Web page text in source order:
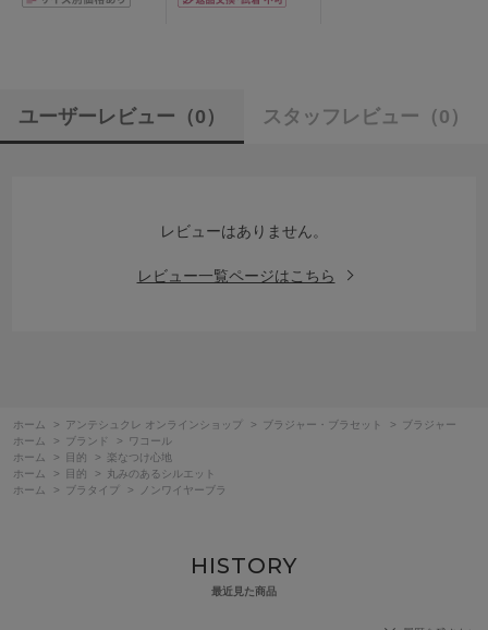
ユーザーレビュー （0） スタッフレビュー （0）
レビューはありません。
レビュー一覧ページはこちら
ホーム > アンテシュクレ オンラインショップ > ブラジャー・ブラセット >
ブラジャー
ホーム
> ブランド >
ワコール
ホーム
> 目的 >
楽なつけ心地
ホーム
> 目的 >
丸みのあるシルエット
ホーム
> ブラタイプ > ノンワイヤーブラ
HISTORY
最近見た商品